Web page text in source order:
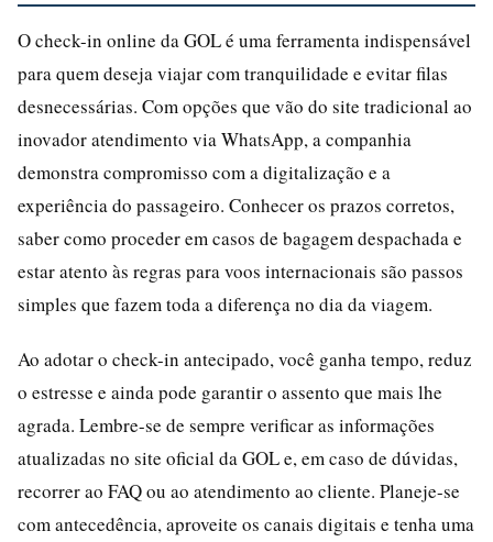
O check-in online da GOL é uma ferramenta indispensável
para quem deseja viajar com tranquilidade e evitar filas
desnecessárias. Com opções que vão do site tradicional ao
inovador atendimento via WhatsApp, a companhia
demonstra compromisso com a digitalização e a
experiência do passageiro. Conhecer os prazos corretos,
saber como proceder em casos de bagagem despachada e
estar atento às regras para voos internacionais são passos
simples que fazem toda a diferença no dia da viagem.
Ao adotar o check-in antecipado, você ganha tempo, reduz
o estresse e ainda pode garantir o assento que mais lhe
agrada. Lembre-se de sempre verificar as informações
atualizadas no site oficial da GOL e, em caso de dúvidas,
recorrer ao FAQ ou ao atendimento ao cliente. Planeje-se
com antecedência, aproveite os canais digitais e tenha uma